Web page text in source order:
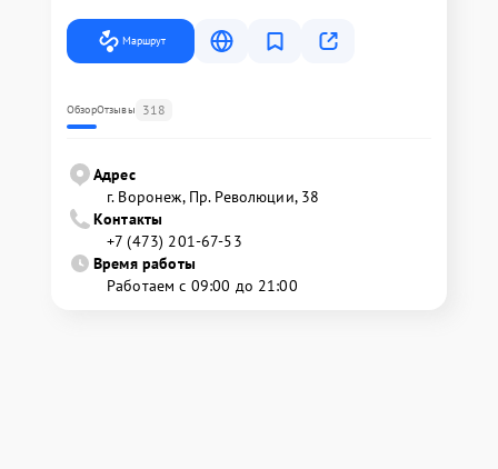
Маршрут
ОбзорОтзывы 318
Адрес
г. Воронеж, Пр. Революции, 38
Контакты
+7 (473) 201-67-53
Время работы
Работаем с 09:00 до 21:00